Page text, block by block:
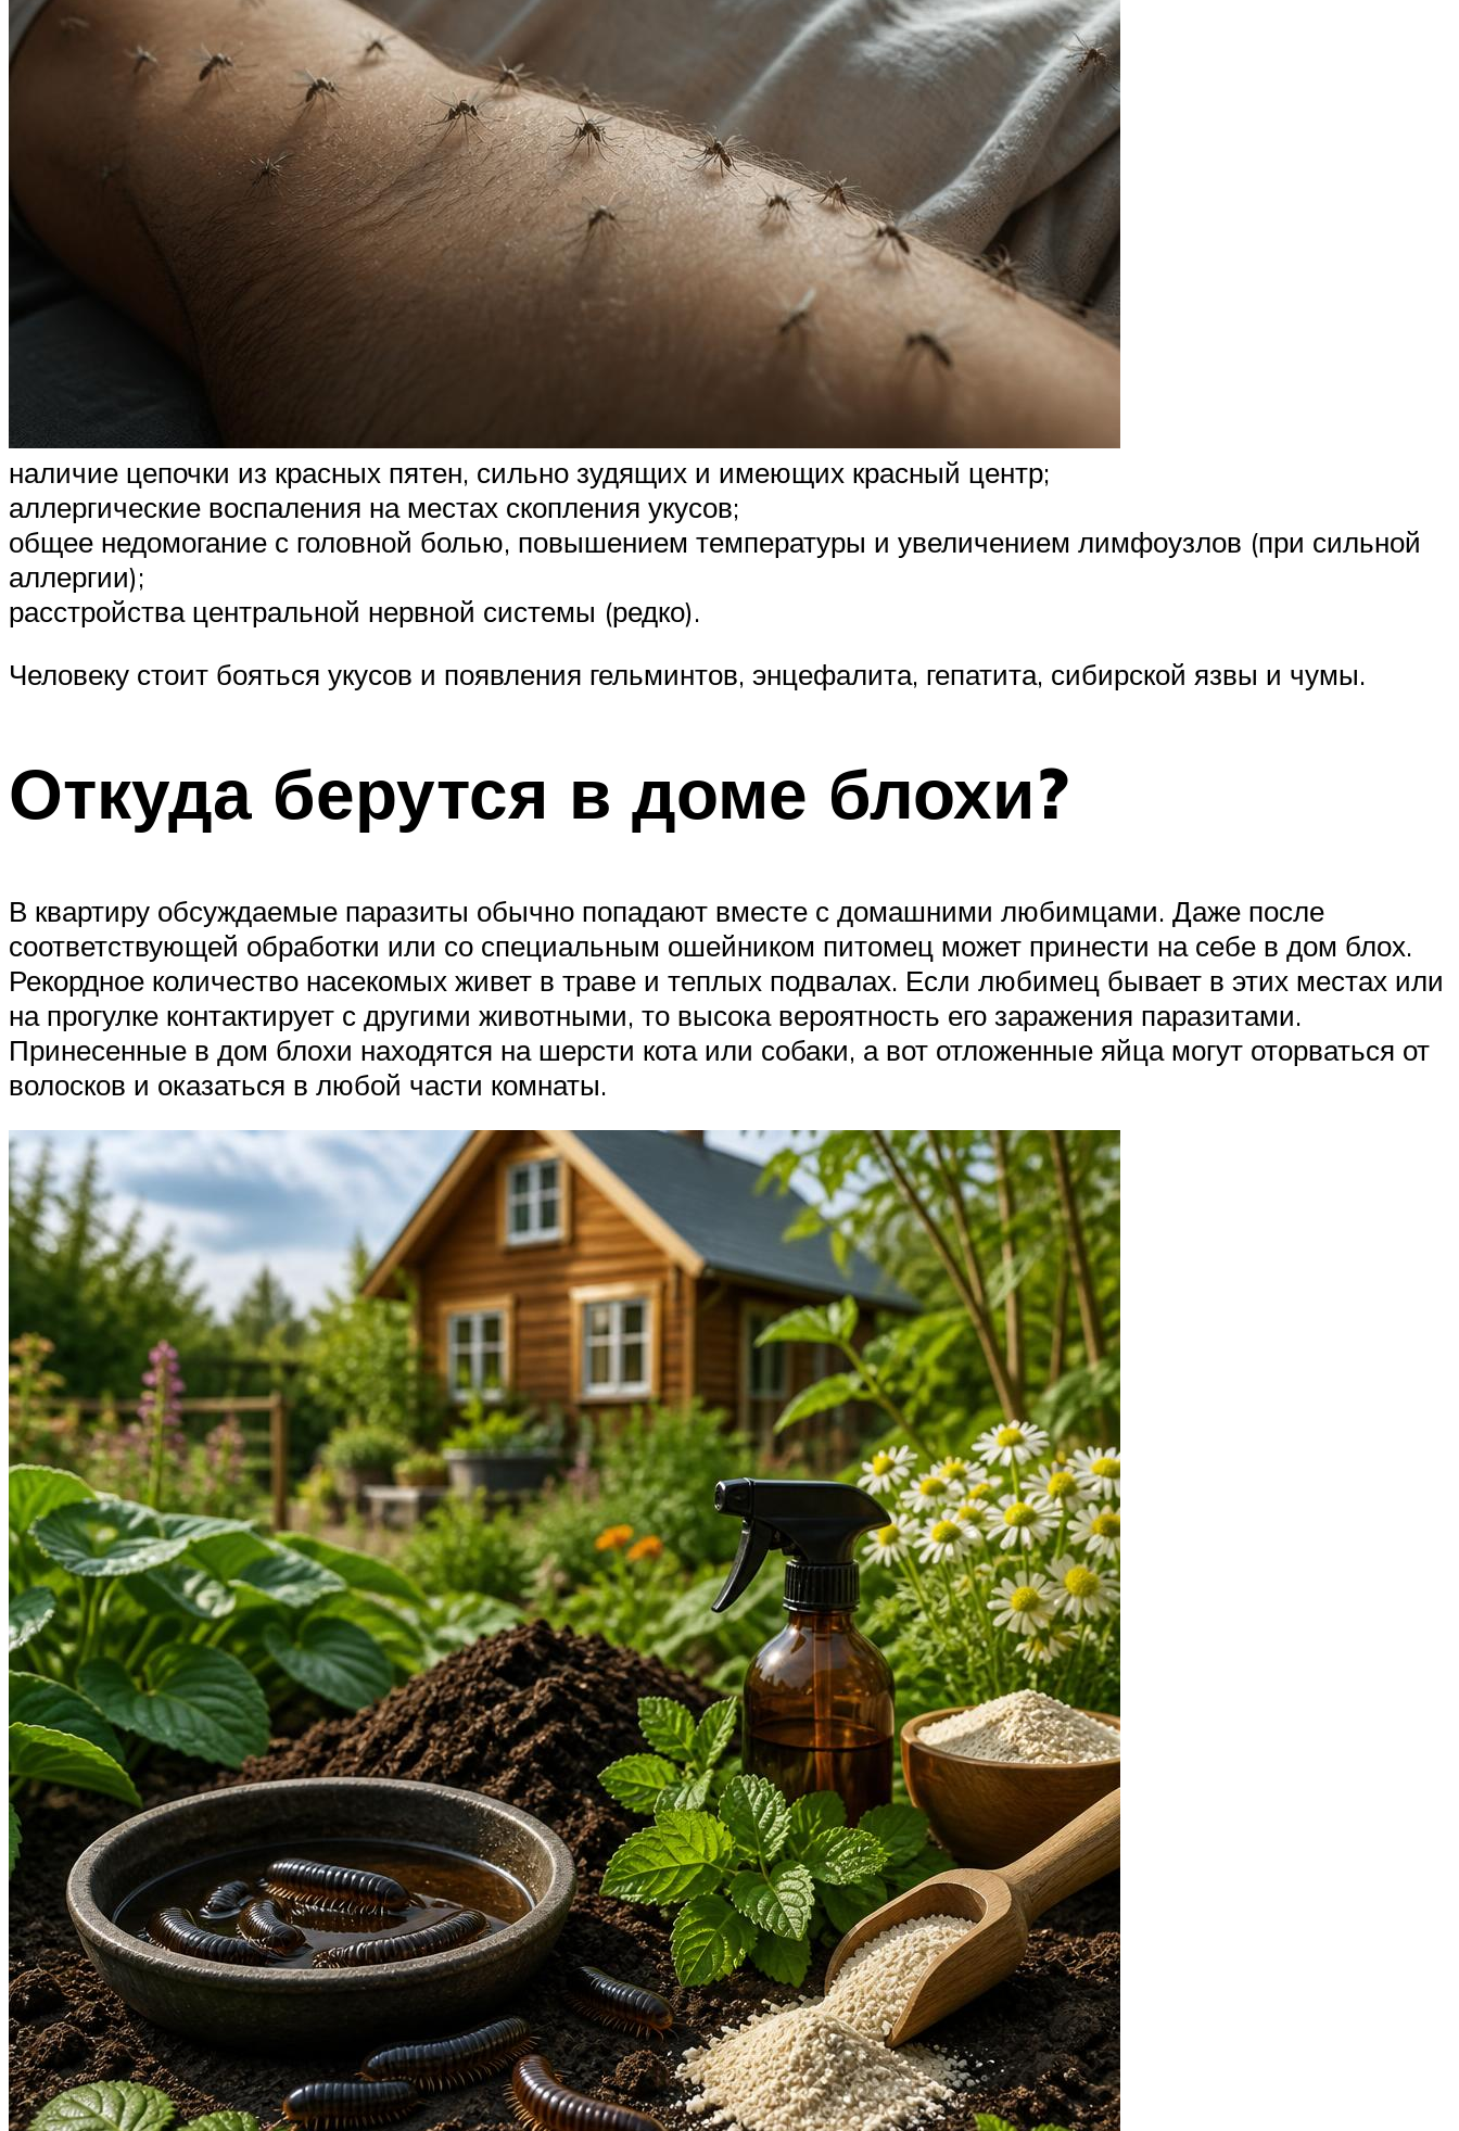
наличие цепочки из красных пятен, сильно зудящих и имеющих красный центр;
аллергические воспаления на местах скопления укусов;
общее недомогание с головной болью, повышением температуры и увеличением лимфоузлов (при сильной
аллергии);
расстройства центральной нервной системы (редко).
Человеку стоит бояться укусов и появления гельминтов, энцефалита, гепатита, сибирской язвы и чумы.
Откуда берутся в доме блохи?
В квартиру обсуждаемые паразиты обычно попадают вместе с домашними любимцами. Даже после
соответствующей обработки или со специальным ошейником питомец может принести на себе в дом блох.
Рекордное количество насекомых живет в траве и теплых подвалах. Если любимец бывает в этих местах или
на прогулке контактирует с другими животными, то высока вероятность его заражения паразитами.
Принесенные в дом блохи находятся на шерсти кота или собаки, а вот отложенные яйца могут оторваться от
волосков и оказаться в любой части комнаты.